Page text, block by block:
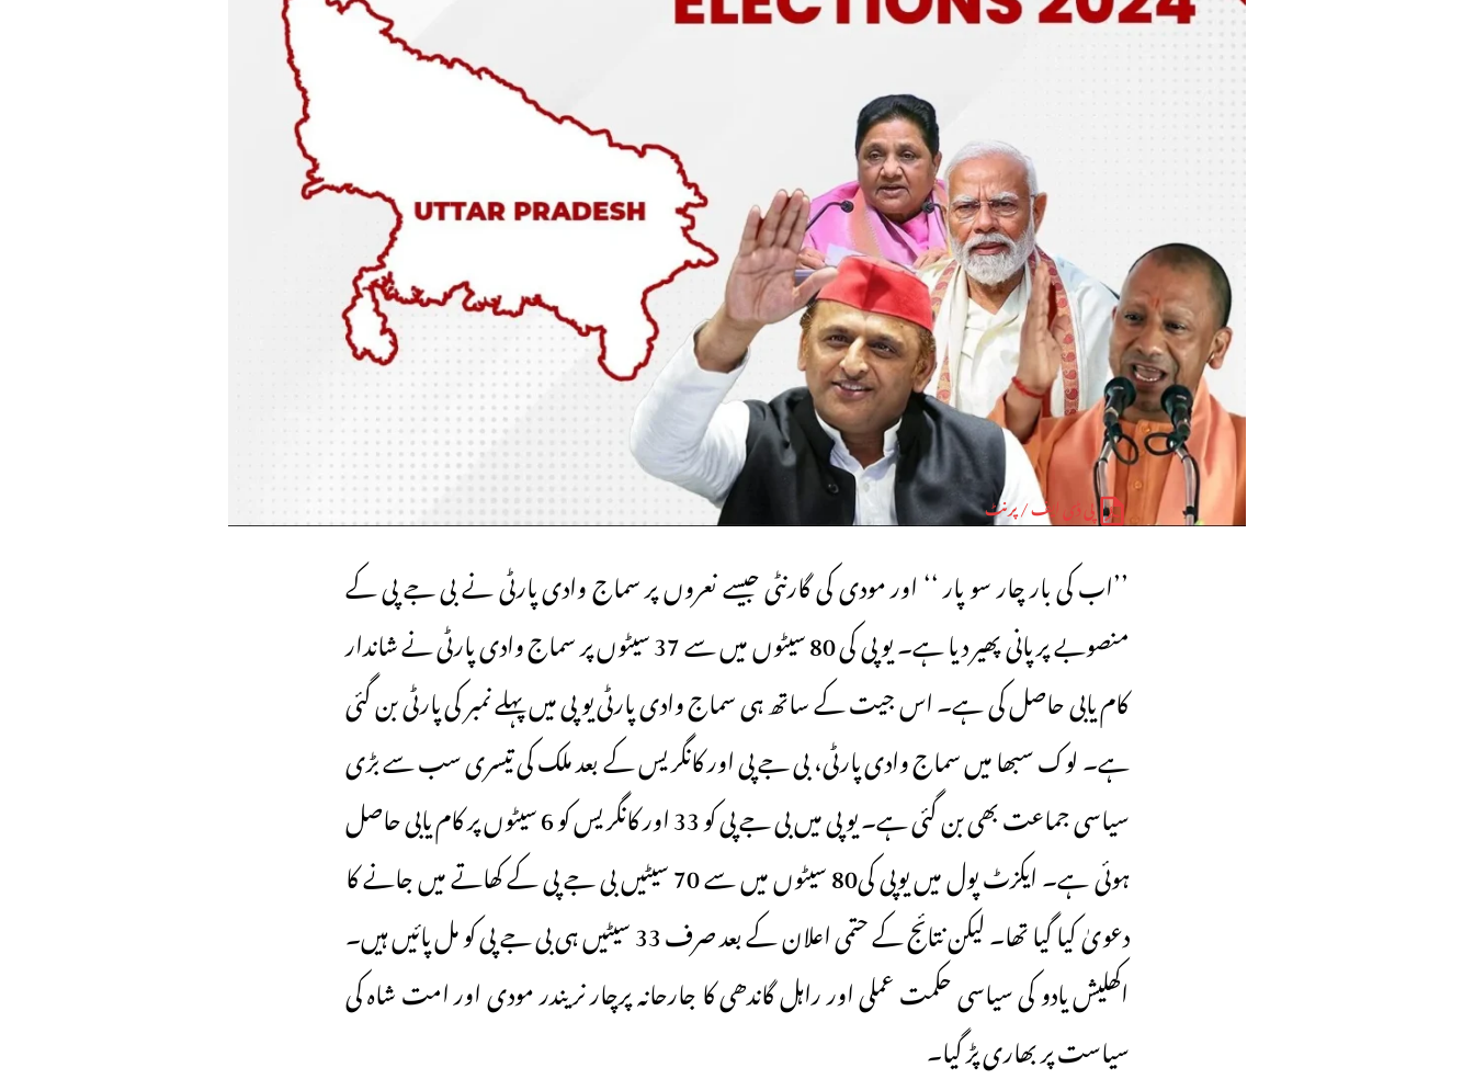
پی ڈی ایف / پرنٹ
’’اب کی بار چار سو پار ‘‘ اور مودی کی گارنٹی جیسے نعروں پر سماج وادی پارٹی نے بی جے پی کے
منصوبے پر پانی پھیر دیا ہے۔ یو پی کی 80 سیٹوں میں سے 37 سیٹوں پر سماج وادی پارٹی نے شاندار
کام یابی حاصل کی ہے۔ اس جیت کے ساتھ ہی سماج وادی پارٹی یو پی میں پہلے نمبر کی پارٹی بن گئی
ہے۔ لوک سبھا میں سماج وادی پارٹی، بی جے پی اور کانگریس کے بعد ملک کی تیسری سب سے بڑی
سیاسی جماعت بھی بن گئی ہے۔ یو پی میں بی جے پی کو 33 اور کانگریس کو 6 سیٹوں پر کام یابی حاصل
ہوئی ہے۔ ایکزٹ پول میں یوپی کی80 سیٹوں میں سے 70 سیٹیں بی جے پی کے کھاتے میں جانے کا
دعویٰ کیا گیا تھا۔ لیکن نتائج کے حتمی اعلان کے بعد صرف 33 سیٹیں ہی بی جے پی کو مل پائیں ہیں۔
اکھلیش یادو کی سیاسی حکمت عملی اور راہل گاندھی کا جارحانہ پرچار نریندر مودی اور امت شاہ کی
سیاست پر بھاری پڑ گیا۔